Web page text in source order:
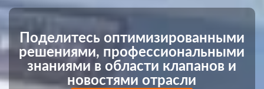
Поделитесь оптимизированными
решениями, профессиональными
знаниями в области клапанов и
новостями отрасли